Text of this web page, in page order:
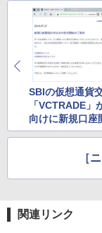
SBIの仮想通貨
「VCTRADE」
向けに新規口座
受付を開始
［
関連リンク